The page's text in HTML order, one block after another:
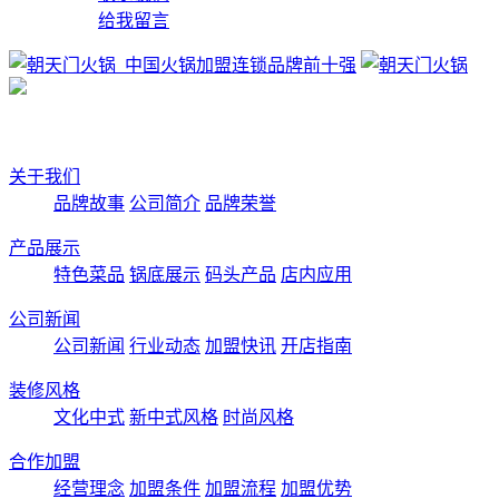
给我留言
关于我们
品牌故事 公司简介 品牌荣誉
产品展示
特色菜品 锅底展示 码头产品 店内应用
公司新闻
公司新闻 行业动态 加盟快讯 开店指南
装修风格
文化中式 新中式风格 时尚风格
合作加盟
经营理念 加盟条件 加盟流程 加盟优势